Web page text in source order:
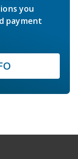
you
payment